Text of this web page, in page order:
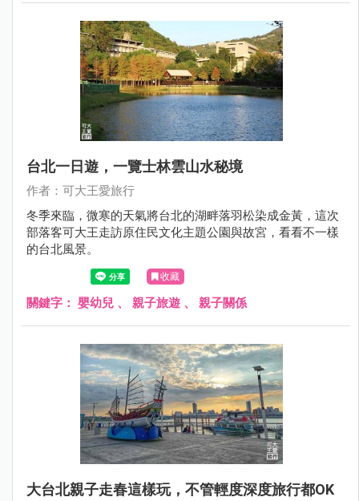
台北一日遊，一覽士林雲山水秘境
作者：可大王愛旅行
冬季來臨，微寒的天氣將台北的湖畔落羽松染成金黃，這次
部落客可大王走訪原住民文化主題公園與故宮，看看不一樣
的台北風景。
收藏
關鍵字： 嬰幼兒 、 親子旅遊 、 親子關係
大台北親子走春這樣玩，不管輕度深度旅行都OK